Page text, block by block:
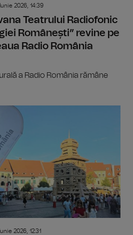
2026, 14:39
Teatrului Radiofonic
Românești” revine pe
Radio România
a Radio România rămâne
2026, 12:31